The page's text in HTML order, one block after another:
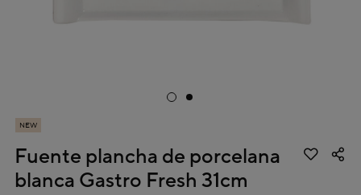
NEW
Fuente plancha de porcelana
blanca Gastro Fresh 31cm